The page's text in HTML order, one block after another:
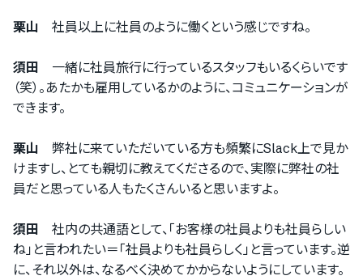
栗山 社員以上に社員のように働くという感じですね。
須田 一緒に社員旅行に行っているスタッフもいるくらいです
（笑）。あたかも雇用しているかのように、コミュニケーションが
できます。
栗山 弊社に来ていただいている方も頻繁にSlack上で見か
けますし、とても親切に教えてくださるので、実際に弊社の社
員だと思っている人もたくさんいると思いますよ。
須田 社内の共通語として、「お客様の社員よりも社員らしい
ね」と言われたい＝「社員よりも社員らしく」と言っています。逆
に、それ以外は、なるべく決めてかからないようにしています。